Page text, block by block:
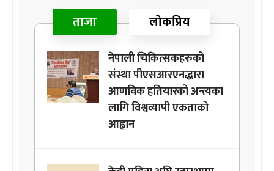
ताजा लोकप्रिय
नेपाली चिकित्सकहरुको
संस्था पीएसआरएनद्धारा
आणविक हतियारको अन्त्यका
लागि विश्वव्यापी एकताको
आह्वान